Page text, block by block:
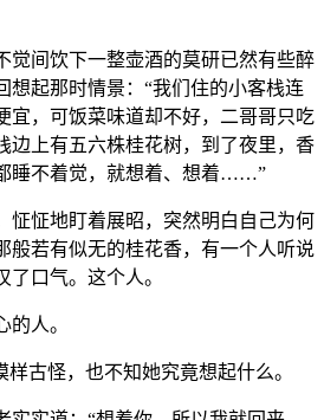
觉间饮下一整壶酒的莫研已然有些醉
想起那时情景：“我们住的小客栈连
宜，可饭菜味道却不好，二哥哥只吃
边上有五六株桂花树，到了夜里，香
睡不着觉，就想着、想着……”
怔怔地盯着展昭，突然明白自己为何
般若有似无的桂花香，有一个人听说
口气。这个人。
人。
古怪，也不知她究竟想起什么。